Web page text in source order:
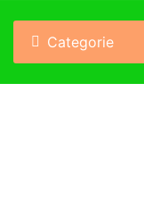
Categorie